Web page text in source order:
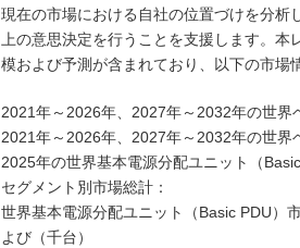
現在の市場における自社の位置づけを分析
上の意思決定を行うことを支援します。本
模および予測が含まれており、以下の市場
2021年～2026年、2027年～2032年の世界
2021年～2026年、2027年～2032年の世界
2025年の世界基本電源分配ユニット（
セグメント別市場総計：
世界基本電源分配ユニット（Basic PDU）
よび（千台）